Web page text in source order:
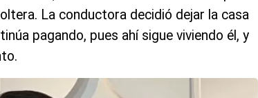
La conductora decidió dejar la casa
pagando, pues ahí sigue viviendo él, y